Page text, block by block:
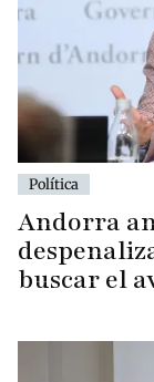
Política
Andorra
buscar el